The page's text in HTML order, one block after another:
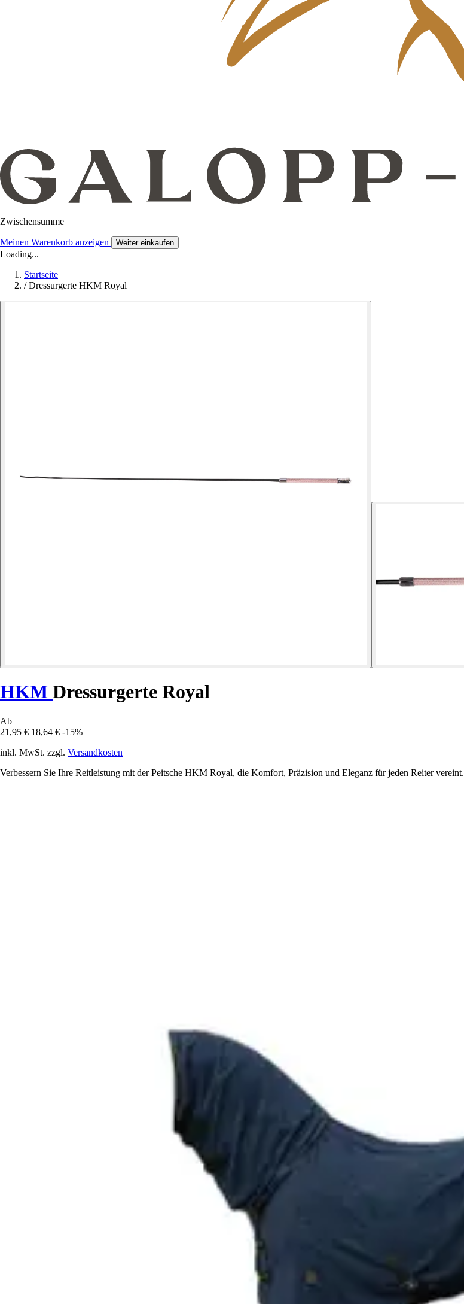
Zwischensumme
Meinen Warenkorb anzeigen Weiter einkaufen
Loading...
Startseite
/ Dressurgerte HKM Royal
HKM Dressurgerte Royal
Ab
21,95 € 18,64 € -15%
inkl. MwSt. zzgl. Versandkosten
Verbessern Sie Ihre Reitleistung mit der Peitsche HKM Royal, die Komfort, Präzision und Eleganz für jeden Reiter vereint.